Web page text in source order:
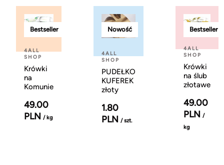
Bestseller
4ALL
SHOP
Krówki
na
Komunie
49.00
PLN / kg
Nowość
4ALL
SHOP
PUDEŁKO
KUFEREK
złoty
1.80
PLN / szt.
Bestseller
4ALL
SHOP
Krówki
na ślub
złotawe
49.00
PLN /
kg